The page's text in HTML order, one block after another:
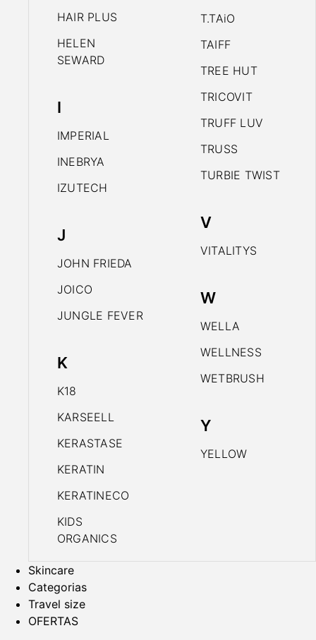
HAIR PLUS
HELEN
SEWARD
I
IMPERIAL
INEBRYA
IZUTECH
J
JOHN FRIEDA
JOICO
JUNGLE FEVER
K
K18
KARSEELL
KERASTASE
KERATIN
KERATINECO
KIDS
ORGANICS
T.TAiO
TAIFF
TREE HUT
TRICOVIT
TRUFF LUV
TRUSS
TURBIE TWIST
V
VITALITYS
W
WELLA
WELLNESS
WETBRUSH
Y
YELLOW
Skincare
Categorias
Travel size
OFERTAS